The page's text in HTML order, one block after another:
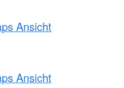
Ansicht
Ansicht